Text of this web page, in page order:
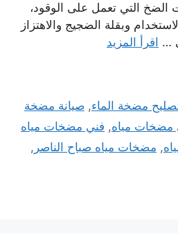
التي تعمل على الوقود،
وبقلة الضجيج والاهتزاز
… اقرأ المزيد
مضخة الماء,صيانة مضخة
مضخات مياه, فني مضخات مياه
, مضخات مياه صباح الناصر ,